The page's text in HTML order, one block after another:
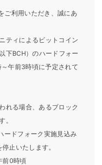
ご利用いただき、誠にあ
ティによるビットコイン
下BCH）のハードフォー
午前3時頃に予定されて
れる場合、あるブロック
。
ードフォーク実施見込み
止いたします。
前0時頃